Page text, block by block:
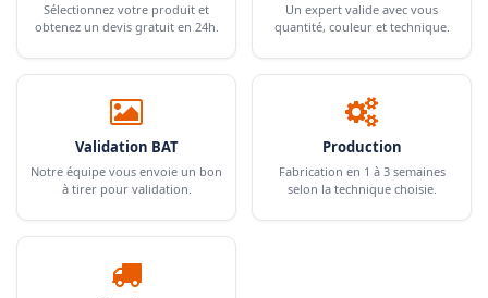
Sélectionnez votre produit et
obtenez un devis gratuit en 24h.
Un expert valide avec vous
quantité, couleur et technique.
Validation BAT
Notre équipe vous envoie un bon
à tirer pour validation.
Production
Fabrication en 1 à 3 semaines
selon la technique choisie.